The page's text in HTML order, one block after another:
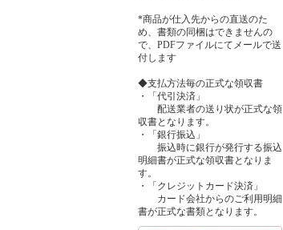
*商品が仕入先からの直送のた
め、書類の同梱はできませんの
で、PDFファイルにてメールで送
付します
◆支払方法毎の正式な領収書
・「代引決済」
配送業者の送り状が正式な領
収書となります。
・「銀行振込」
振込時に銀行が発行する振込
明細書が正式な領収書となりま
す。
・「クレジットカード決済」
カード会社からのご利用明細
書が正式な書類となります。